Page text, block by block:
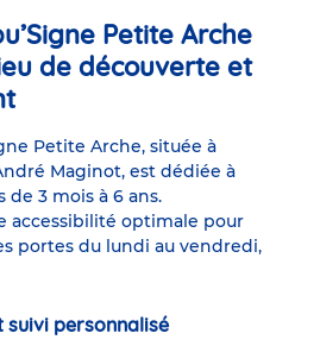
Petite Arche
de découverte et
Petite Arche, située à
Maginot, est dédiée à
de 3 mois à 6 ans.
accessibilité optimale pour
portes du lundi au vendredi,
personnalisé